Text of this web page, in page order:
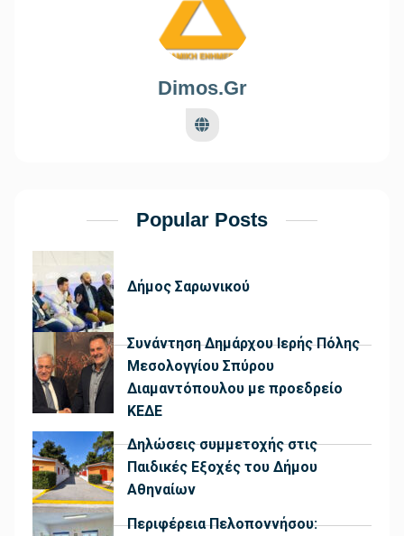
Dimos.gr
Popular Posts
Δήμος Σαρωνικού
Συνάντηση Δημάρχου Ιερής Πόλης
Μεσολογγίου Σπύρου
Διαμαντόπουλου με προεδρείο
ΚΕΔΕ
Δηλώσεις συμμετοχής στις
Παιδικές Εξοχές του Δήμου
Αθηναίων
Περιφέρεια Πελοποννήσου: